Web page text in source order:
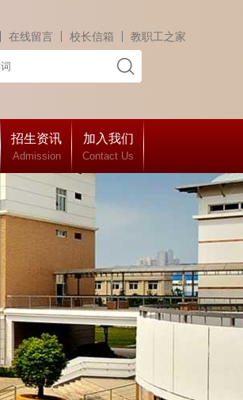
在线留言 校长信箱 教职工之家
招生资讯
Admission
加入我们
Contact Us